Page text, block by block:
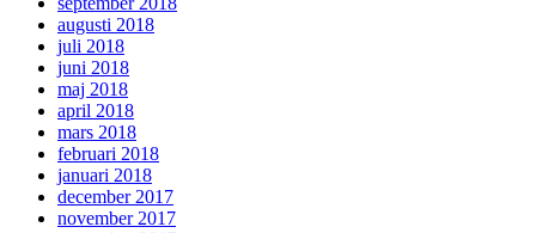
augusti 2018
juli 2018
juni 2018
maj 2018
april 2018
mars 2018
februari 2018
januari 2018
december 2017
november 2017